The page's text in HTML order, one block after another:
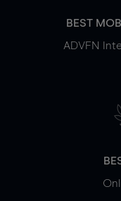
BEST
ADVFN